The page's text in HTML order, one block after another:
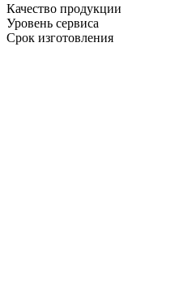
Качество продукции
Уровень сервиса
Срок изготовления